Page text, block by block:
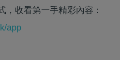
，收看第一手精彩內容：
app